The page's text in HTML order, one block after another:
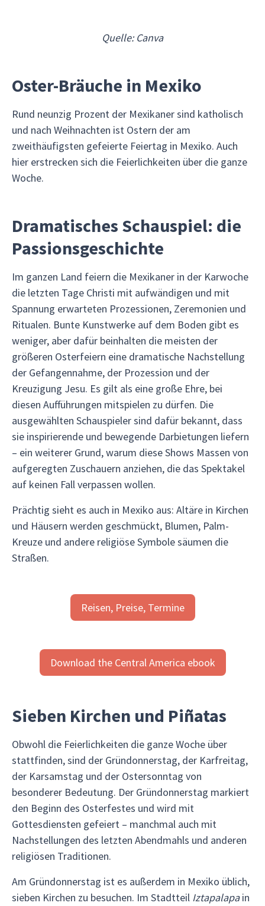
Quelle: Canva
Oster-Bräuche in Mexiko
Rund neunzig Prozent der Mexikaner sind katholisch
und nach Weihnachten ist Ostern der am
zweithäufigsten gefeierte Feiertag in Mexiko. Auch
hier erstrecken sich die Feierlichkeiten über die ganze
Woche.
Dramatisches Schauspiel: die
Passionsgeschichte
Im ganzen Land feiern die Mexikaner in der Karwoche
die letzten Tage Christi mit aufwändigen und mit
Spannung erwarteten Prozessionen, Zeremonien und
Ritualen. Bunte Kunstwerke auf dem Boden gibt es
weniger, aber dafür beinhalten die meisten der
größeren Osterfeiern eine dramatische Nachstellung
der Gefangennahme, der Prozession und der
Kreuzigung Jesu. Es gilt als eine große Ehre, bei
diesen Aufführungen mitspielen zu dürfen. Die
ausgewählten Schauspieler sind dafür bekannt, dass
sie inspirierende und bewegende Darbietungen liefern
– ein weiterer Grund, warum diese Shows Massen von
aufgeregten Zuschauern anziehen, die das Spektakel
auf keinen Fall verpassen wollen.
Prächtig sieht es auch in Mexiko aus: Altäre in Kirchen
und Häusern werden geschmückt, Blumen, Palm-
Kreuze und andere religiöse Symbole säumen die
Straßen.
Reisen, Preise, Termine
Download the Central America ebook
Sieben Kirchen und Piñatas
Obwohl die Feierlichkeiten die ganze Woche über
stattfinden, sind der Gründonnerstag, der Karfreitag,
der Karsamstag und der Ostersonntag von
besonderer Bedeutung. Der Gründonnerstag markiert
den Beginn des Osterfestes und wird mit
Gottesdiensten gefeiert – manchmal auch mit
Nachstellungen des letzten Abendmahls und anderen
religiösen Traditionen.
Am Gründonnerstag ist es außerdem in Mexiko üblich,
sieben Kirchen zu besuchen. Im Stadtteil Iztapalapain